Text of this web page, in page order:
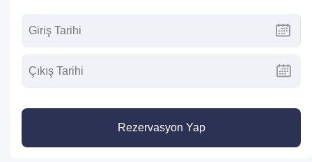
Rezervasyon Yap